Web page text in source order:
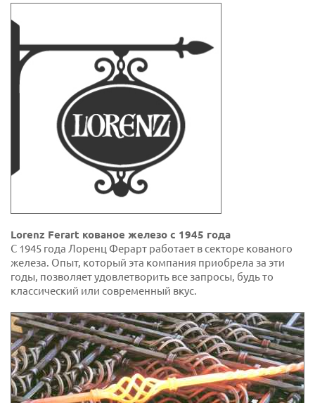
Lorenz Ferart кованое железо с 1945 года
С 1945 года Лоренц Ферарт работает в секторе кованого
железа. Опыт, который эта компания приобрела за эти
годы, позволяет удовлетворить все запросы, будь то
классический или современный вкус.